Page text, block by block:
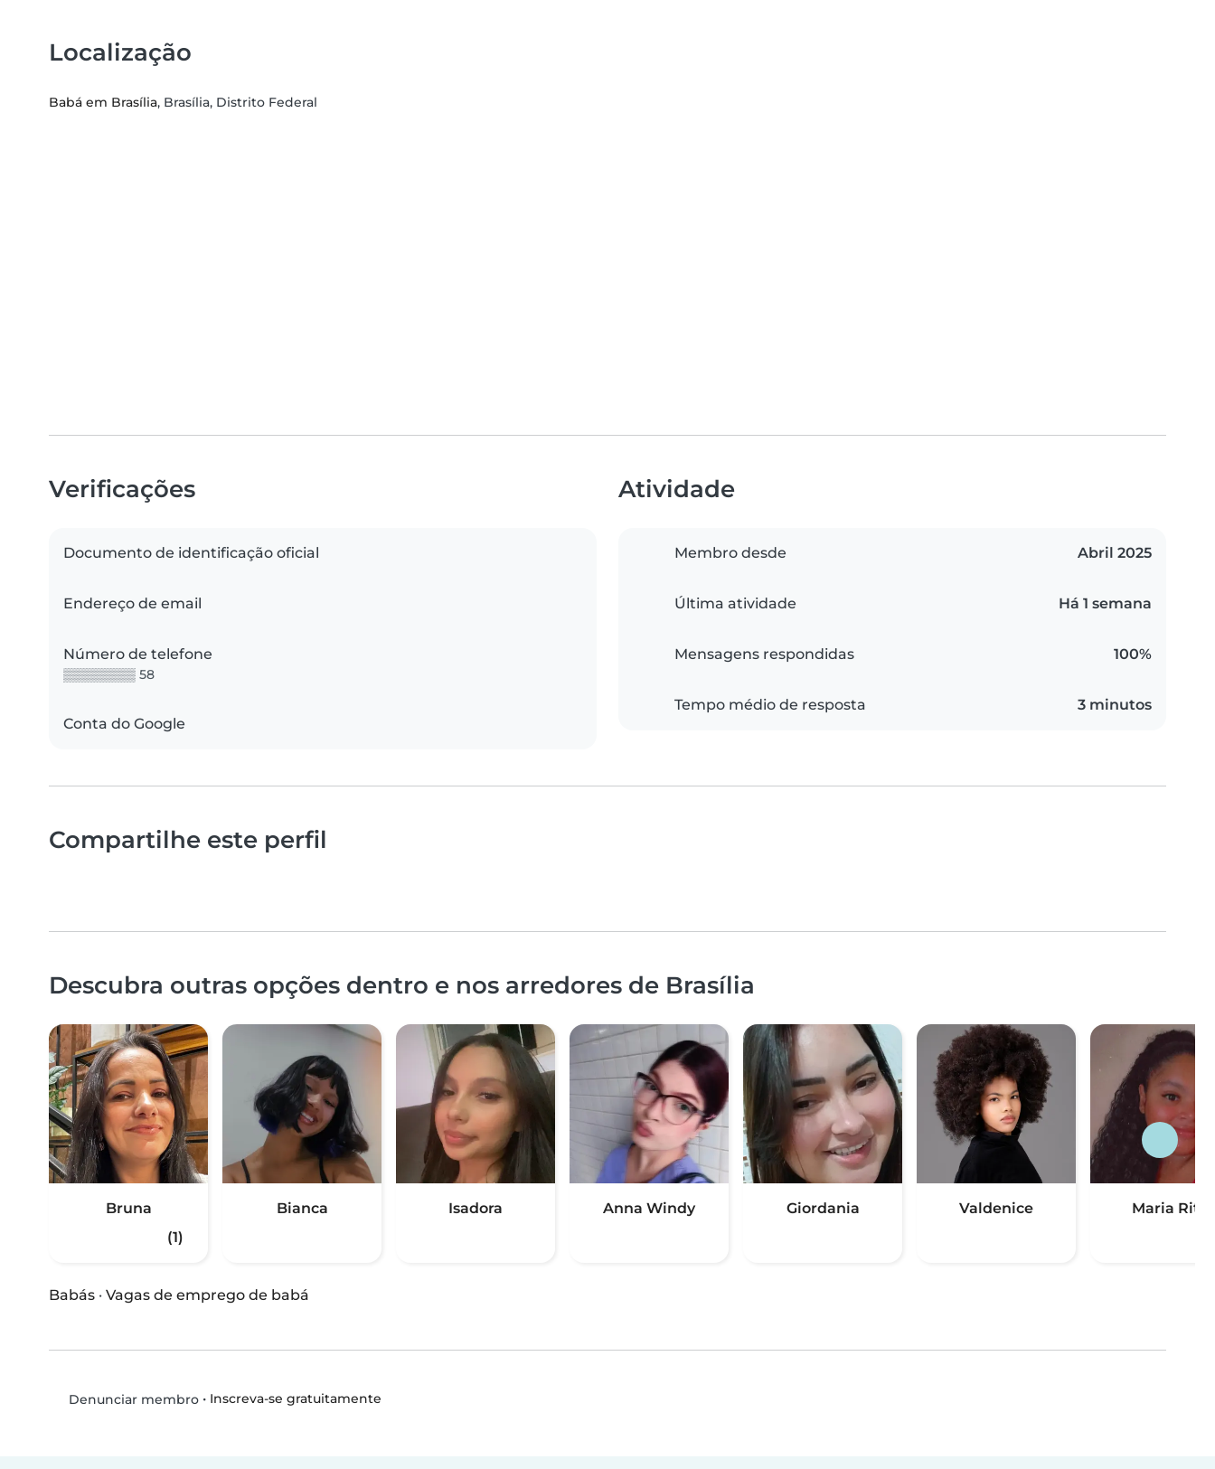
Localização
Babá em Brasília, Brasília, Distrito Federal
Verificações
Documento de identificação oficial
Endereço de email
Número de telefone
▒▒▒▒▒▒▒▒ 58
Conta do Google
Atividade
Membro desde Abril 2025
Última atividade Há 1 semana
Mensagens respondidas 100%
Tempo médio de resposta 3 minutos
Compartilhe este perfil
Descubra outras opções dentro e nos arredores de Brasília
Bruna
(1)
Bianca Isadora Anna Windy Giordania Valdenice
Maria Rita
Babás · Vagas de emprego de babá
Denunciar membro• Inscreva-se gratuitamente